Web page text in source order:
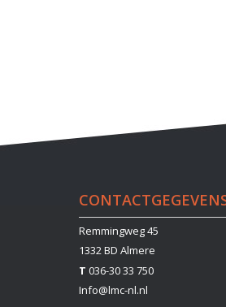
Remmingweg 45
1332 BD Almere
T 036-30 33 750
Info@lmc-nl.nl